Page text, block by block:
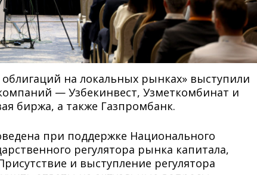
на локальных рынках» выступили
— Узбекинвест, Узметкомбинат и
биржа, а также Газпромбанк.
при поддержке Национального
регулятора рынка капитала,
и выступление регулятора